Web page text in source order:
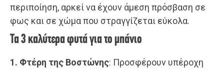
περιποίηση, αρκεί να έχουν άμεση πρόσβαση σε
φως και σε χώμα που στραγγίζεται εύκολα.
Τα 3 καλύτερα φυτά για το μπάνιο
1. Φτέρη της Βοστώνης: Προσφέρουν υπέροχη